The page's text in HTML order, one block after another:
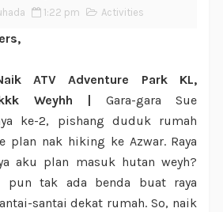
1:22 pm Activities
ATV Adventure Park KL,
Weyhh | Gara-gara Sue
ke-2, pishang duduk rumah
plan nak hiking ke Azwar. Raya
aku plan masuk hutan weyh?
pun tak ada benda buat raya
santai dekat rumah. So, naik